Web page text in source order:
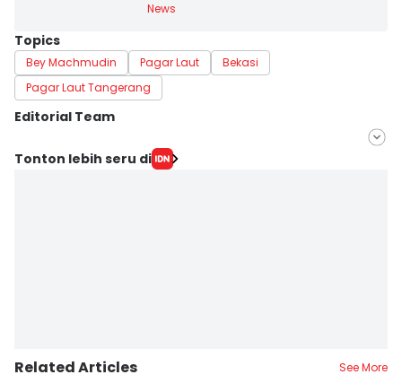
News
Topics
Bey Machmudin Pagar Laut
Bekasi
Pagar Laut Tangerang
Editorial Team
Editor
Tonton lebih seru di
Related Articles See More